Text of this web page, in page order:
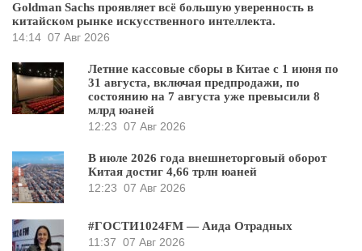
Goldman Sachs проявляет всё большую уверенность в
китайском рынке искусственного интеллекта.
14:14 07 Авг 2026
Летние кассовые сборы в Китае с 1 июня по
31 августа, включая предпродажи, по
состоянию на 7 августа уже превысили 8
млрд юаней
12:23 07 Авг 2026
В июле 2026 года внешнеторговый оборот
Китая достиг 4,66 трлн юаней
12:23 07 Авг 2026
#ГОСТИ1024FM — Аида Отрадных
11:37 07 Авг 2026